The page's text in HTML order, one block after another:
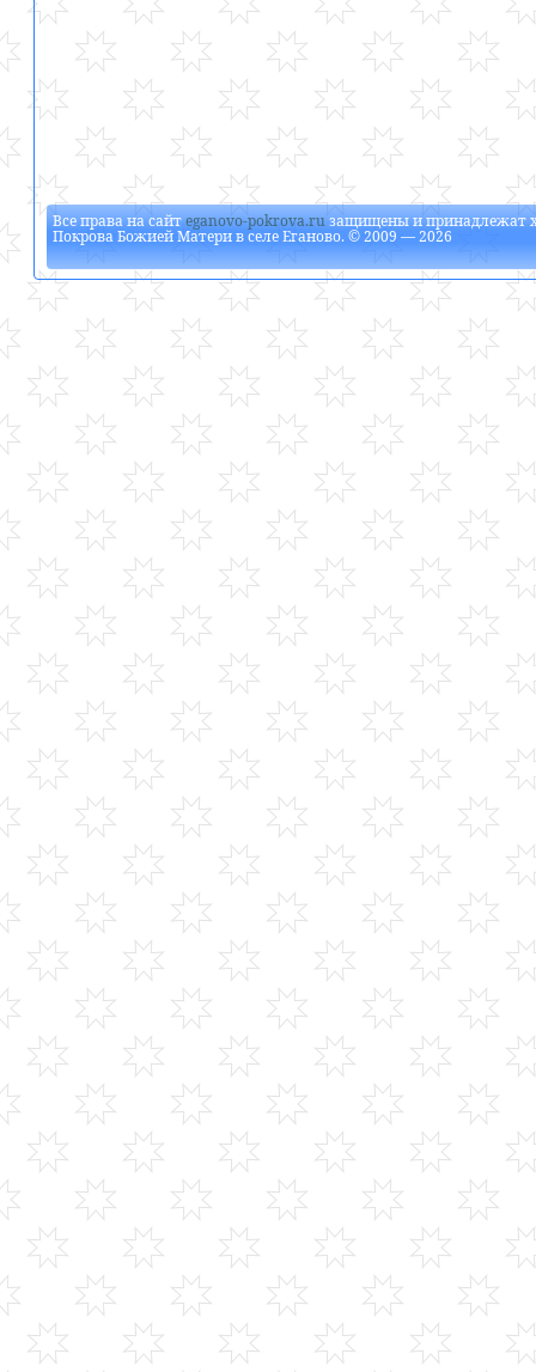
Все права на сайтeganovo-pokrova.ruзащищены и принадлежат
Покрова Божией Матери в селе Еганово. © 2009 — 2026